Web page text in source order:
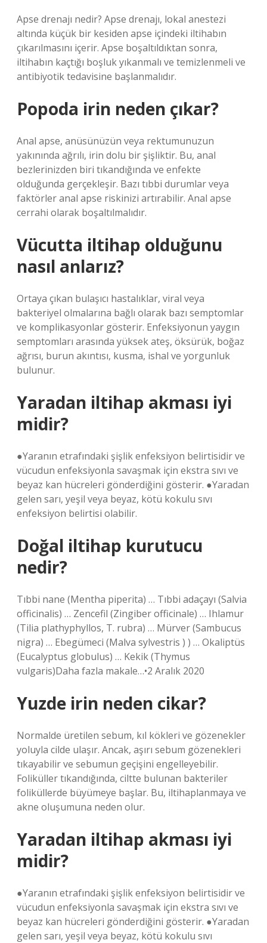
Apse drenajı nedir? Apse drenajı, lokal anestezi
altında küçük bir kesiden apse içindeki iltihabın
çıkarılmasını içerir. Apse boşaltıldıktan sonra,
iltihabın kaçtığı boşluk yıkanmalı ve temizlenmeli ve
antibiyotik tedavisine başlanmalıdır.
Popoda irin neden çıkar?
Anal apse, anüsünüzün veya rektumunuzun
yakınında ağrılı, irin dolu bir şişliktir. Bu, anal
bezlerinizden biri tıkandığında ve enfekte
olduğunda gerçekleşir. Bazı tıbbi durumlar veya
faktörler anal apse riskinizi artırabilir. Anal apse
cerrahi olarak boşaltılmalıdır.
Vücutta iltihap olduğunu
nasıl anlarız?
Ortaya çıkan bulaşıcı hastalıklar, viral veya
bakteriyel olmalarına bağlı olarak bazı semptomlar
ve komplikasyonlar gösterir. Enfeksiyonun yaygın
semptomları arasında yüksek ateş, öksürük, boğaz
ağrısı, burun akıntısı, kusma, ishal ve yorgunluk
bulunur.
Yaradan iltihap akması iyi
midir?
●Yaranın etrafındaki şişlik enfeksiyon belirtisidir ve
vücudun enfeksiyonla savaşmak için ekstra sıvı ve
beyaz kan hücreleri gönderdiğini gösterir. ●Yaradan
gelen sarı, yeşil veya beyaz, kötü kokulu sıvı
enfeksiyon belirtisi olabilir.
Doğal iltihap kurutucu
nedir?
Tıbbi nane (Mentha piperita) … Tıbbi adaçayı (Salvia
officinalis) … Zencefil (Zingiber officinale) … Ihlamur
(Tilia plathyphyllos, T. rubra) … Mürver (Sambucus
nigra) … Ebegümeci (Malva sylvestris ) ) … Okaliptüs
(Eucalyptus globulus) … Kekik (Thymus
vulgaris)Daha fazla makale…•2 Aralık 2020
Yuzde irin neden cikar?
Normalde üretilen sebum, kıl kökleri ve gözenekler
yoluyla cilde ulaşır. Ancak, aşırı sebum gözenekleri
tıkayabilir ve sebumun geçişini engelleyebilir.
Foliküller tıkandığında, ciltte bulunan bakteriler
foliküllerde büyümeye başlar. Bu, iltihaplanmaya ve
akne oluşumuna neden olur.
Yaradan iltihap akması iyi
midir?
●Yaranın etrafındaki şişlik enfeksiyon belirtisidir ve
vücudun enfeksiyonla savaşmak için ekstra sıvı ve
beyaz kan hücreleri gönderdiğini gösterir. ●Yaradan
gelen sarı, yeşil veya beyaz, kötü kokulu sıvı